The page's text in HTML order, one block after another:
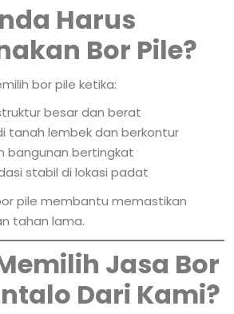
Harus
Bor Pile?
bor pile ketika:
besar dan berat
tanah lembek dan berkontur
bangunan bertingkat
stabil di lokasi padat
pile membantu memastikan
tahan lama.
Jasa Bor
Dari Kami?